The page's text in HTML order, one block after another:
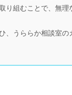
り組むことで、無理
、うららか相談室の